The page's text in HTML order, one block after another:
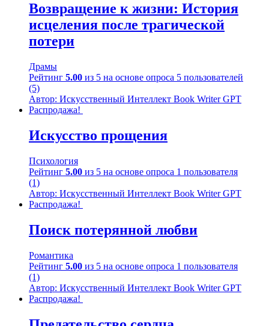
Возвращение к жизни: История
исцеления после трагической
потери
Драмы
Рейтинг 5.00 из 5 на основе опроса 5 пользователей
(5)
Автор: Искусственный Интеллект Book Writer GPT
Распродажа!
Искусство прощения
Психология
Рейтинг 5.00 из 5 на основе опроса 1 пользователя
(1)
Автор: Искусственный Интеллект Book Writer GPT
Распродажа!
Поиск потерянной любви
Романтика
Рейтинг 5.00 из 5 на основе опроса 1 пользователя
(1)
Автор: Искусственный Интеллект Book Writer GPT
Распродажа!